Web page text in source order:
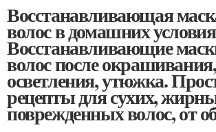
Восстанавливающая
волос в домашних
Восстанавливающие
волос после окрашивания,
осветления, утюжка.
рецепты для сухих,
поврежденных волос, от